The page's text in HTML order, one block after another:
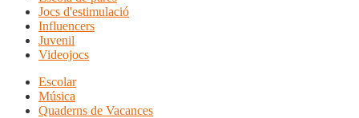
Jocs d'estimulació
Influencers
Juvenil
Videojocs
Escolar
Música
Quaderns de Vacances